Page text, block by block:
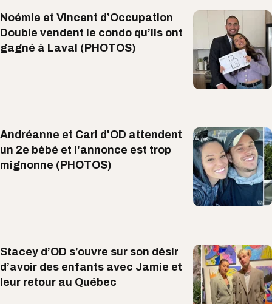
Noémie et Vincent d’Occupation
Double vendent le condo qu’ils ont
gagné à Laval (PHOTOS)
Andréanne et Carl d'OD attendent
un 2e bébé et l'annonce est trop
mignonne (PHOTOS)
Stacey d’OD s’ouvre sur son désir
d’avoir des enfants avec Jamie et
leur retour au Québec